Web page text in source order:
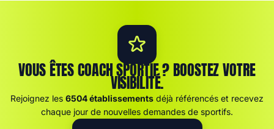
VOUS ÊTES COACH SPORTIF ? BOOSTEZ VOTRE
VISIBILITÉ.
Rejoignez les 6504 établissements déjà référencés et recevez
chaque jour de nouvelles demandes de sportifs.